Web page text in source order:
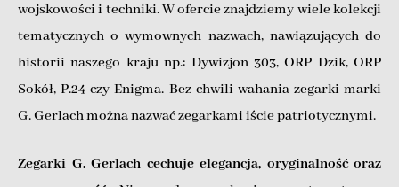
wojskowości i techniki. W ofercie znajdziemy wiele kolekcji
tematycznych o wymownych nazwach, nawiązujących do
historii naszego kraju np.: Dywizjon 303, ORP Dzik, ORP
Sokół, P.24 czy Enigma. Bez chwili wahania zegarki marki
G. Gerlach można nazwać zegarkami iście patriotycznymi.
Zegarki G. Gerlach cechuje elegancja, oryginalność oraz